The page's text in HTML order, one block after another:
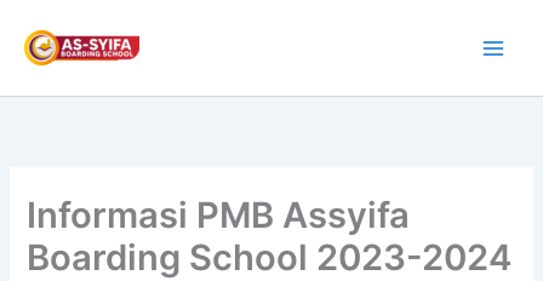
content
Informasi PMB Assyifa
Boarding School 2023-2024